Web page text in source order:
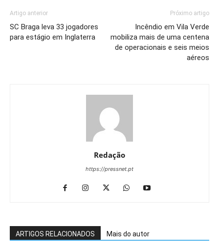
Artigo anterior
SC Braga leva 33 jogadores
para estágio em Inglaterra
Próximo artigo
Incêndio em Vila Verde
mobiliza mais de uma centena
de operacionais e seis meios
aéreos
Redação
https://pressnet.pt
ARTIGOS RELACIONADOS Mais do autor